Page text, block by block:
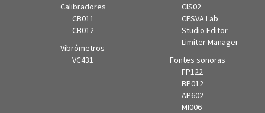
Calibradores
CB011
CB012
Vibrómetros
VC431
CIS02
CESVA Lab
Studio Editor
Limiter Manager
Fontes sonoras
FP122
BP012
AP602
MI006